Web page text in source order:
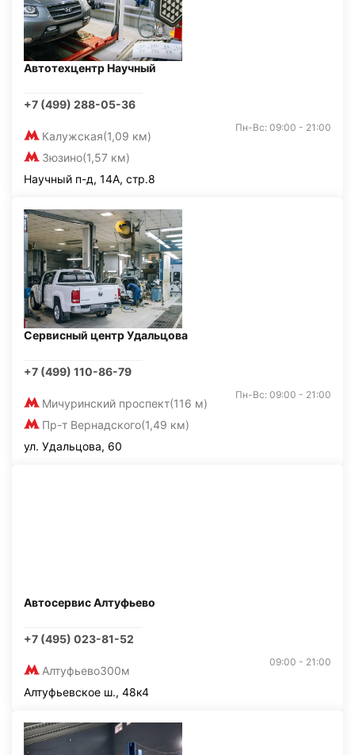
Автотехцентр Научный
+7 (499) 288-05-36
Калужская(1,09 км)
Зюзино(1,57 км)
Пн-Вс: 09:00 - 21:00
Научный п-д, 14А, стр.8
Сервисный центр Удальцова
+7 (499) 110-86-79
Мичуринский проспект(116 м)
Пр-т Вернадского(1,49 км)
Пн-Вс: 09:00 - 21:00
ул. Удальцова, 60
Автосервис Алтуфьево
+7 (495) 023-81-52
Алтуфьево300м
09:00 - 21:00
Алтуфьевское ш., 48к4